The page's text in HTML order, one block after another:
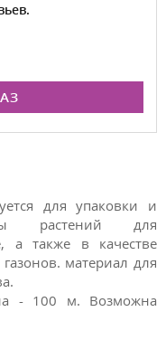
для упаковки и
растений для
а также в качестве
материал для
- 100 м. Возможна